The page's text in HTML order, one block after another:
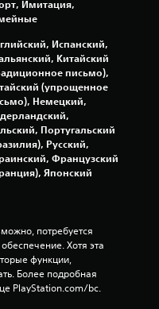
8
8
7
6
6
е
н
Имитация,
Испанский,
Китайский
письмо),
(упрощенное
Немецкий,
Португальский
Русский,
Французский
Японский
потребуется
Хотя эта
функции,
Более подробная
PlayStation.com/bc.